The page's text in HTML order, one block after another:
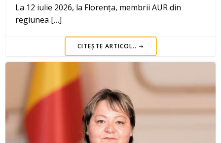
La 12 iulie 2026, la Florența, membrii AUR din
regiunea […]
CITEȘTE ARTICOL..